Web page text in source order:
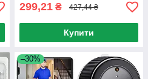
299,21 ₴ 427,44 ₴
Купити
–30%